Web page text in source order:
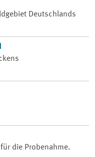
Deutschlands
die Probenahme.